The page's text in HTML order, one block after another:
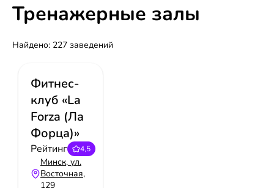
Тренажерные залы
Найдено: 227 заведений
Фитнес-
клуб «La
Forza (Ла
Форца)»
Рейтинг 4,5
Минск, ул.
Восточная,
129